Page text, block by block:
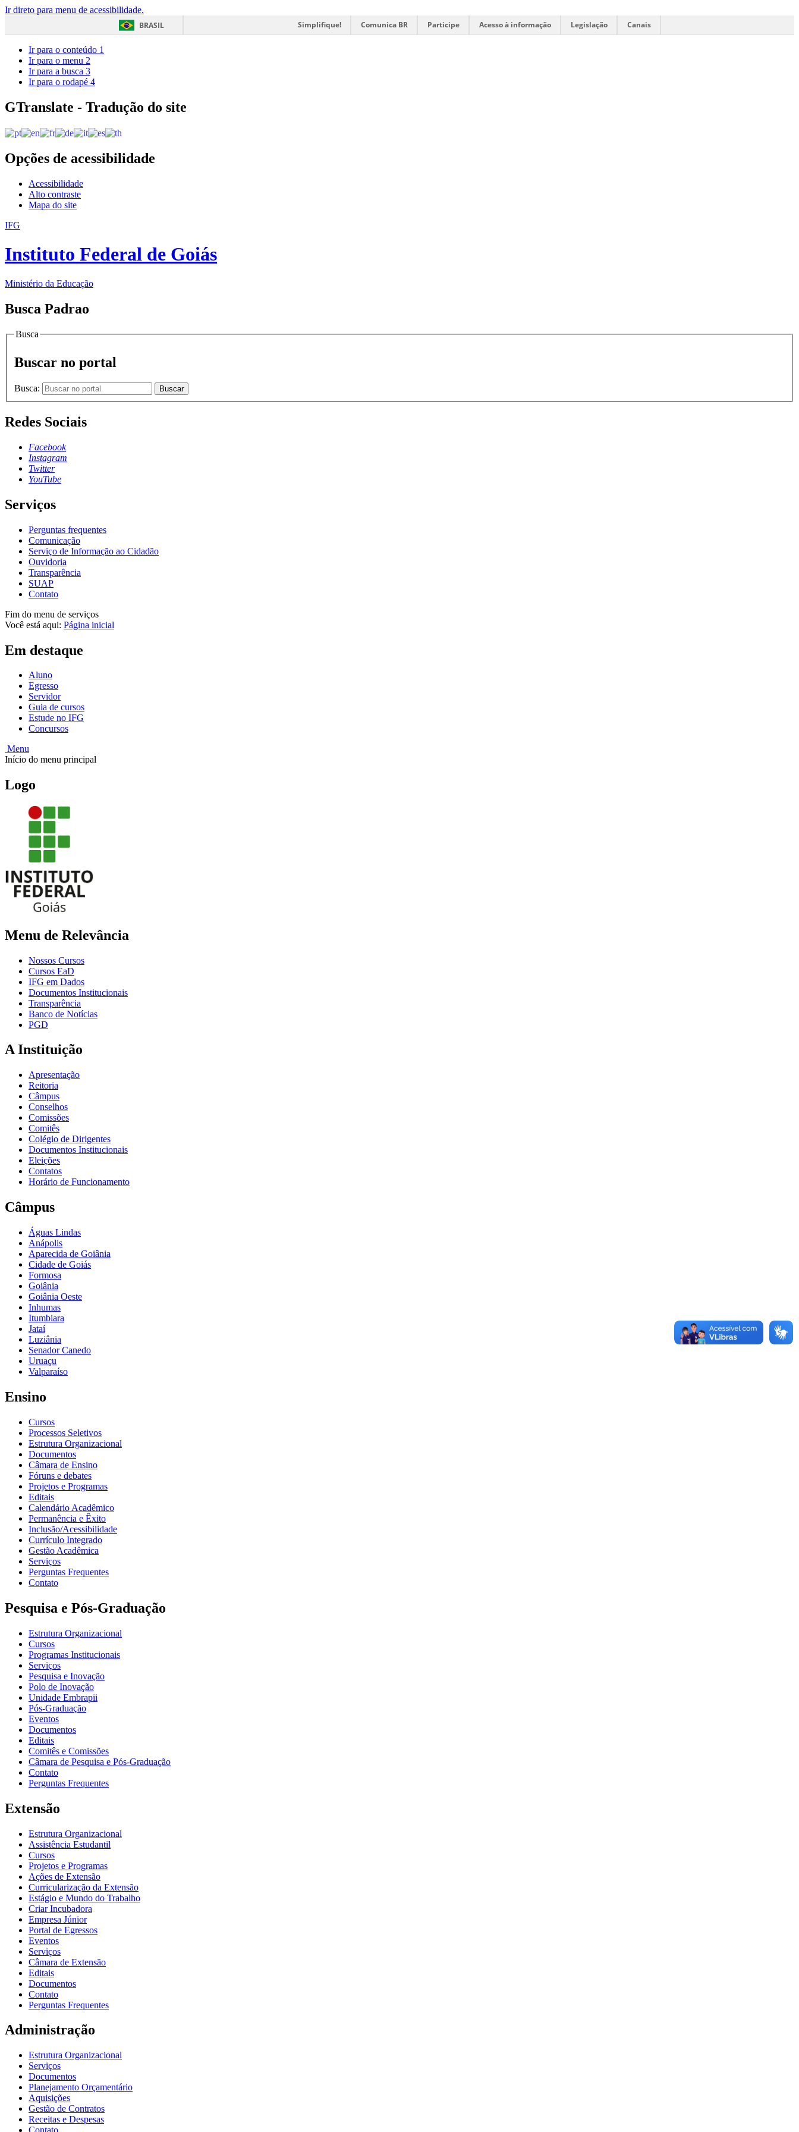
Ir direto para menu de acessibilidade.
BRASIL
Simplifique! Comunica BR Participe Acesso à informação Legislação Canais
Ir para o conteúdo 1
Ir para o menu 2
Ir para a busca 3
Ir para o rodapé 4
GTranslate - Tradução do site
Opções de acessibilidade
Acessibilidade
Alto contraste
Mapa do site
IFG
Instituto Federal de Goiás
Ministério da Educação
Busca Padrao
Busca
Buscar no portal
Busca: Buscar
Redes Sociais
Facebook
Instagram
Twitter
YouTube
Serviços
Perguntas frequentes
Comunicação
Serviço de Informação ao Cidadão
Ouvidoria
Transparência
SUAP
Contato
Fim do menu de serviços
Você está aqui: Página inicial
Em destaque
Aluno
Egresso
Servidor
Guia de cursos
Estude no IFG
Concursos
Menu
Início do menu principal
Logo
Menu de Relevância
Nossos Cursos
Cursos EaD
IFG em Dados
Documentos Institucionais
Transparência
Banco de Notícias
PGD
A Instituição
Apresentação
Reitoria
Câmpus
Conselhos
Comissões
Comitês
Colégio de Dirigentes
Documentos Institucionais
Eleições
Contatos
Horário de Funcionamento
Câmpus
Águas Lindas
Anápolis
Aparecida de Goiânia
Cidade de Goiás
Formosa
Goiânia
Goiânia Oeste
Inhumas
Itumbiara
Jataí
Luziânia
Senador Canedo
Uruaçu
Valparaíso
Ensino
Cursos
Processos Seletivos
Estrutura Organizacional
Documentos
Câmara de Ensino
Fóruns e debates
Projetos e Programas
Editais
Calendário Acadêmico
Permanência e Êxito
Inclusão/Acessibilidade
Currículo Integrado
Gestão Acadêmica
Serviços
Perguntas Frequentes
Contato
Pesquisa e Pós-Graduação
Estrutura Organizacional
Cursos
Programas Institucionais
Serviços
Pesquisa e Inovação
Polo de Inovação
Unidade Embrapii
Pós-Graduação
Eventos
Documentos
Editais
Comitês e Comissões
Câmara de Pesquisa e Pós-Graduação
Contato
Perguntas Frequentes
Extensão
Estrutura Organizacional
Assistência Estudantil
Cursos
Projetos e Programas
Ações de Extensão
Curricularização da Extensão
Estágio e Mundo do Trabalho
Criar Incubadora
Empresa Júnior
Portal de Egressos
Eventos
Serviços
Câmara de Extensão
Editais
Documentos
Contato
Perguntas Frequentes
Administração
Estrutura Organizacional
Serviços
Documentos
Planejamento Orçamentário
Aquisições
Gestão de Contratos
Receitas e Despesas